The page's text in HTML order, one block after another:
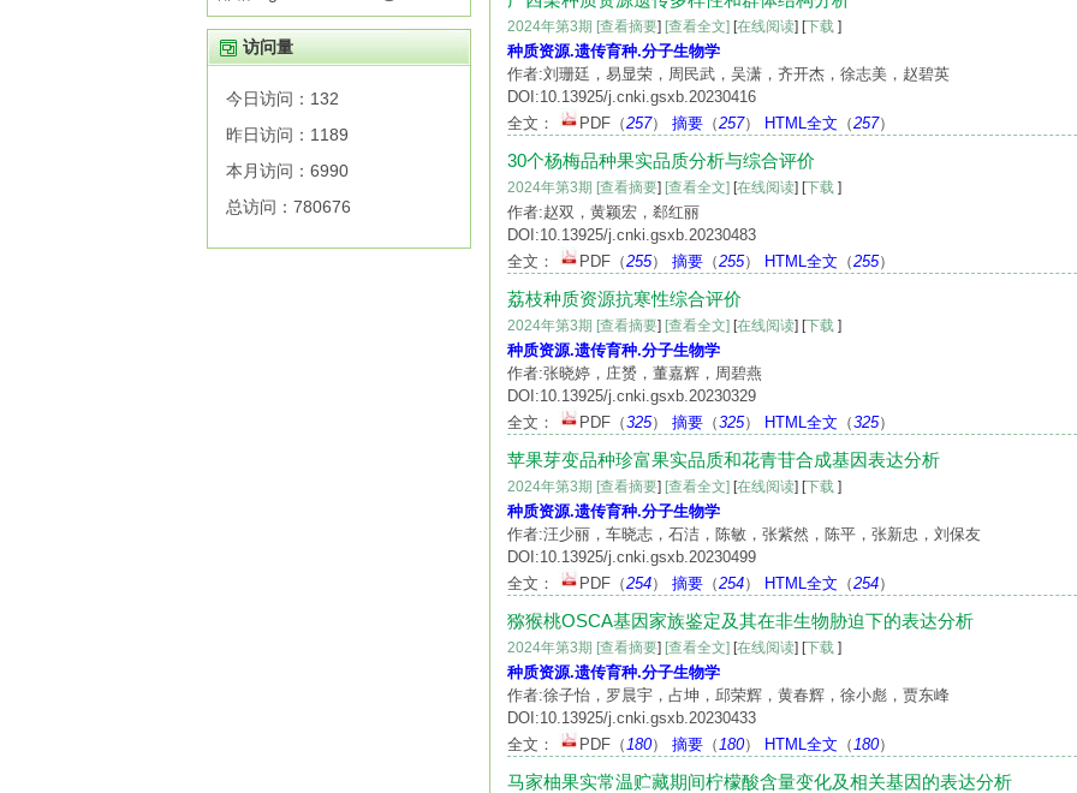
访问量
今日访问： 132
昨日访问： 1189
本月访问： 6990
总访问： 780676
2024年第3期 [查看摘要] [查看全文] [在线阅读] [下载 ]
种质资源.遗传育种.分子生物学
作者:刘珊廷，易显荣，周民武，吴潇，齐开杰，徐志美，赵碧英
DOI:10.13925/j.cnki.gsxb.20230416
全文：
PDF （257） 摘要 （257） HTML全文 （257）
30个杨梅品种果实品质分析与综合评价
2024年第3期 [查看摘要] [查看全文] [在线阅读] [下载 ]
作者:赵双，黄颖宏，郄红丽
DOI:10.13925/j.cnki.gsxb.20230483
全文：
PDF （255） 摘要 （255） HTML全文 （255）
荔枝种质资源抗寒性综合评价
2024年第3期 [查看摘要] [查看全文] [在线阅读] [下载 ]
种质资源.遗传育种.分子生物学
作者:张晓婷，庄赟，董嘉辉，周碧燕
DOI:10.13925/j.cnki.gsxb.20230329
全文：
PDF （325） 摘要 （325） HTML全文 （325）
苹果芽变品种珍富果实品质和花青苷合成基因表达分析
2024年第3期 [查看摘要] [查看全文] [在线阅读] [下载 ]
种质资源.遗传育种.分子生物学
作者:汪少丽，车晓志，石洁，陈敏，张紫然，陈平，张新忠，刘保友
DOI:10.13925/j.cnki.gsxb.20230499
全文：
PDF （254） 摘要 （254） HTML全文 （254）
猕猴桃OSCA基因家族鉴定及其在非生物胁迫下的表达分析
2024年第3期 [查看摘要] [查看全文] [在线阅读] [下载 ]
种质资源.遗传育种.分子生物学
作者:徐子怡，罗晨宇，占坤，邱荣辉，黄春辉，徐小彪，贾东峰
DOI:10.13925/j.cnki.gsxb.20230433
全文：
PDF （180） 摘要 （180） HTML全文 （180）
马家柚果实常温贮藏期间柠檬酸含量变化及相关基因的表达分析